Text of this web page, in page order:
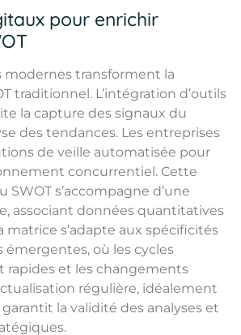
pour enrichir
modernes transforment la
traditionnel. L’intégration d’outils
la capture des signaux du
des tendances. Les entreprises
de veille automatisée pour
concurrentiel. Cette
s’accompagne d’une
associant données quantitatives
matrice s’adapte aux spécificités
émergentes, où les cycles
rapides et les changements
régulière, idéalement
la validité des analyses et